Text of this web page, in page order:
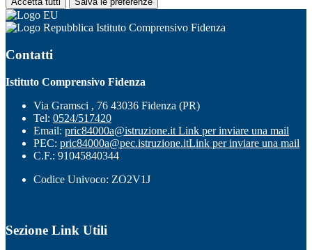
Istituto Comprensivo Fidenza
Contatti
Istituto Comprensivo Fidenza
Via Gramsci , 76 43036 Fidenza (PR)
Tel: 0524/517420
Email: pric84000a@istruzione.it Link per inviare una mail
PEC: pric84000a@pec.istruzione.itLink per inviare una mail
C.F.: 91045840344
Codice Univoco: ZO2V1J
Sezione Link Utili